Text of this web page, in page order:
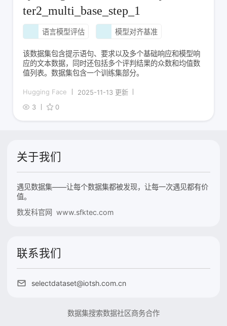
ter2_multi_base_step_1
语言模型评估 模型对齐基准
该数据集包含提示语句、要求以及多个基础响应和模型响
应的文本数据，同时还包括多个评判结果的众数和均值数
值列表。数据集包含一个训练集部分。
Hugging Face
2025-11-13 更新
3
0
关于我们
遇见数据集——让每个数据集都被发现，让每一次遇见都有价
值。
数发科官网 www.sfktec.com
联系我们
selectdataset@iotsh.com.cn
数据集搜索数据社区商务合作